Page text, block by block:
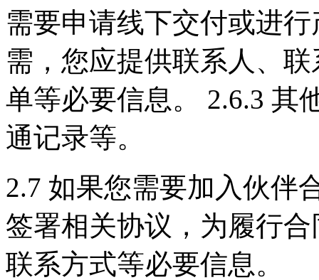
需要申请线下交付或进
需，您应提供联系人、
单等必要信息。 2.6.3 其
通记录等。
2.7 如果您需要加入伙伴
签署相关协议，为履行
联系方式等必要信息。